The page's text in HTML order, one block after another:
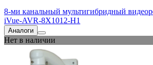
8-ми канальный мультигибридный
iVue-AVR-8X1012-Н1
Аналоги
Нет в наличии